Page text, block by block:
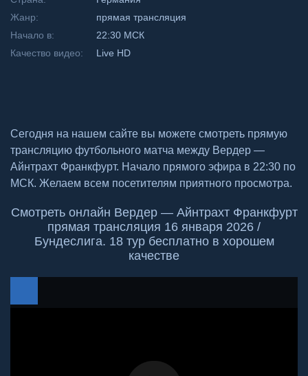
Жанр:
прямая трансляция
Начало в:
22:30 МСК
Качество видео:
Live HD
Сегодня на нашем сайте вы можете смотреть прямую
трансляцию футбольного матча между Вердер —
Айнтрахт Франкфурт. Начало прямого эфира в 22:30 по
МСК. Желаем всем посетителям приятного просмотра.
Смотреть онлайн Вердер — Айнтрахт Франкфурт
прямая трансляция 16 января 2026 /
Бундеслига. 18 тур бесплатно в хорошем
качестве